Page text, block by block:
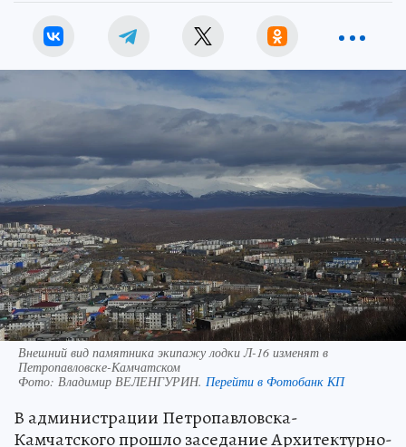
Внешний вид памятника экипажу лодки Л-16 изменят в
Петропавловске-Камчатском
Фото: Владимир ВЕЛЕНГУРИН. Перейти в Фотобанк КП
В администрации Петропавловска-
Камчатского прошло заседание Архитектурно-